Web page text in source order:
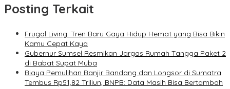
Posting Terkait
Frugal Living: Tren Baru Gaya Hidup Hemat yang Bisa Bikin
Kamu Cepat Kaya
Gubernur Sumsel Resmikan Jargas Rumah Tangga Paket 2
di Babat Supat Muba
Biaya Pemulihan Banjir Bandang dan Longsor di Sumatra
Tembus Rp51,82 Triliun, BNPB: Data Masih Bisa Bertambah